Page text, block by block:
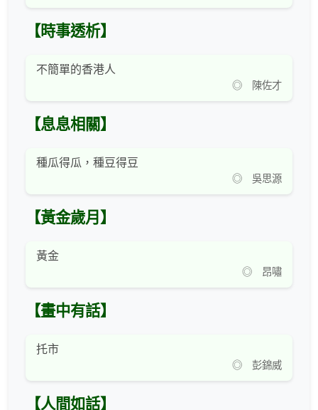
【時事透析】
不簡單的香港人
◎ 陳佐才
【息息相關】
種瓜得瓜，種豆得豆
◎ 吳思源
【黃金歲月】
黃金
◎ 昂嘯
【畫中有話】
托市
◎ 彭錦威
【人間如話】